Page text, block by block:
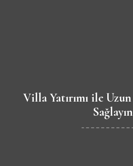
Villa Yatırımı ile
Sağlayın